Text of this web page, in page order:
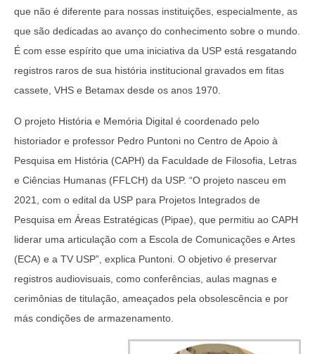
que não é diferente para nossas instituições, especialmente, as
que são dedicadas ao avanço do conhecimento sobre o mundo.
É com esse espírito que uma iniciativa da USP está resgatando
registros raros de sua história institucional gravados em fitas
cassete, VHS e Betamax desde os anos 1970.
O projeto História e Memória Digital é coordenado pelo
historiador e professor Pedro Puntoni no Centro de Apoio à
Pesquisa em História (CAPH) da Faculdade de Filosofia, Letras
e Ciências Humanas (FFLCH) da USP. “O projeto nasceu em
2021, com o edital da USP para Projetos Integrados de
Pesquisa em Áreas Estratégicas (Pipae), que permitiu ao CAPH
liderar uma articulação com a Escola de Comunicações e Artes
(ECA) e a TV USP”, explica Puntoni. O objetivo é preservar
registros audiovisuais, como conferências, aulas magnas e
cerimônias de titulação, ameaçados pela obsolescência e por
más condições de armazenamento.